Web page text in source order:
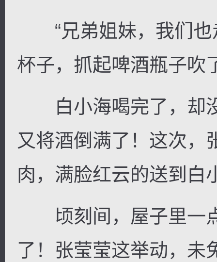
“兄弟姐妹，我们也
杯子，抓起啤酒瓶子吹
白小海喝完了，却
又将酒倒满了！这次，
肉，满脸红云的送到白
顷刻间，屋子里一
了！张莹莹这举动，未